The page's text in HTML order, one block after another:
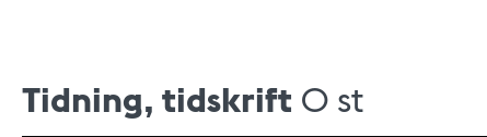
Tidning, tidskrift 0 st